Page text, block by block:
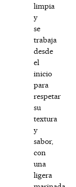
limpia
y
se
trabaja
desde
el
inicio
para
respetar
su
textura
y
sabor,
con
una
ligera